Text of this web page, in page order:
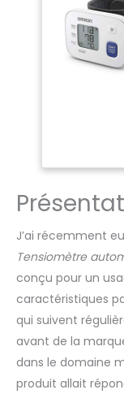
J’ai récemment
Tensiomètre
conçu pour un
caractéristiques
qui suivent
avant de la
dans le domaine
produit allait